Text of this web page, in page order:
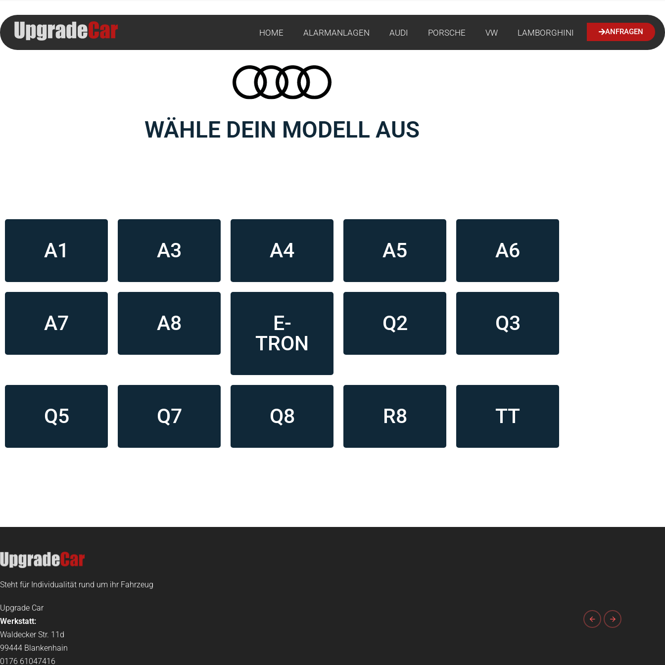
HOME ALARMANLAGEN AUDI PORSCHE VW LAMBORGHINI ANFRAGEN
WÄHLE DEIN MODELL AUS
A1 A3 A4 A5 A6
A7 A8
E-
TRON
Q2 Q3
Q5 Q7 Q8 R8 TT
Steht für Individualität rund um ihr Fahrzeug
Upgrade Car
Werkstatt:
Waldecker Str. 11d
99444 Blankenhain
0176 61047416